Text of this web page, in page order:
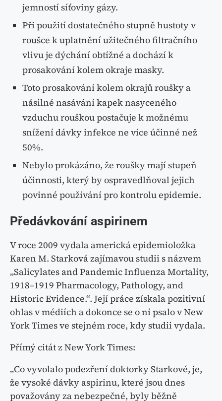
jemností síťoviny gázy.
Při použití dostatečného stupně hustoty v
roušce k uplatnění užitečného filtračního
vlivu je dýchání obtížné a dochází k
prosakování kolem okraje masky.
Toto prosakování kolem okrajů roušky a
násilné nasávání kapek nasyceného
vzduchu rouškou postačuje k možnému
snížení dávky infekce ne více účinné než
50%.
Nebylo prokázáno, že roušky mají stupeň
účinnosti, který by ospravedlňoval jejich
povinné používání pro kontrolu epidemie.
Předávkování aspirinem
V roce 2009 vydala americká epidemioložka
Karen M. Starková zajímavou studii s názvem
„Salicylates and Pandemic Influenza Mortality,
1918–1919 Pharmacology, Pathology, and
Historic Evidence.“. Její práce získala pozitivní
ohlas v médiích a dokonce se o ní psalo v New
York Times ve stejném roce, kdy studii vydala.
Přímý citát z New York Times:
„Co vyvolalo podezření doktorky Starkové, je,
že vysoké dávky aspirinu, které jsou dnes
považovány za nebezpečné, byly běžně